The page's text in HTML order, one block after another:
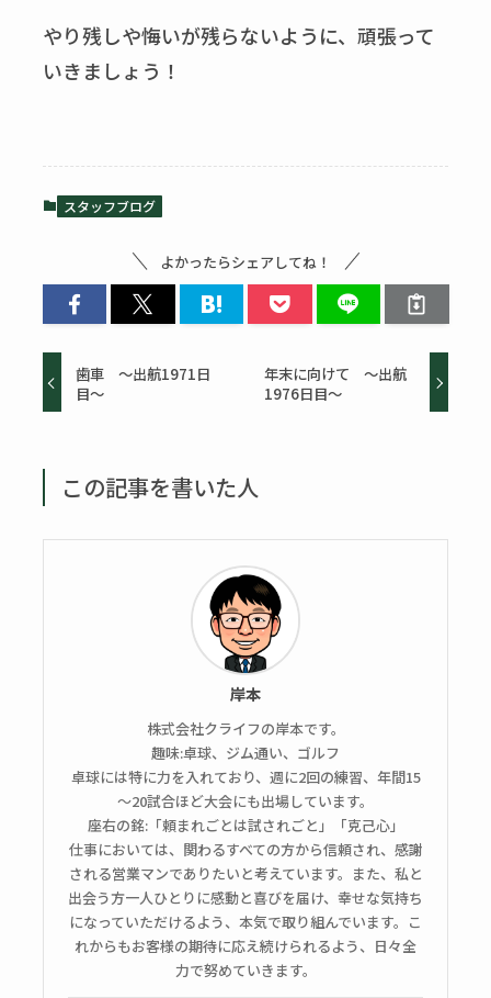
やり残しや悔いが残らないように、頑張って
いきましょう！
スタッフブログ
よかったらシェアしてね！
歯車 〜出航1971日
目〜
年末に向けて 〜出航
1976日目〜
この記事を書いた人
岸本
株式会社クライフの岸本です。
趣味:卓球、ジム通い、ゴルフ
卓球には特に力を入れており、週に2回の練習、年間15
～20試合ほど大会にも出場しています。
座右の銘:「頼まれごとは試されごと」「克己心」
仕事においては、関わるすべての方から信頼され、感謝
される営業マンでありたいと考えています。また、私と
出会う方一人ひとりに感動と喜びを届け、幸せな気持ち
になっていただけるよう、本気で取り組んでいます。こ
れからもお客様の期待に応え続けられるよう、日々全
力で努めていきます。